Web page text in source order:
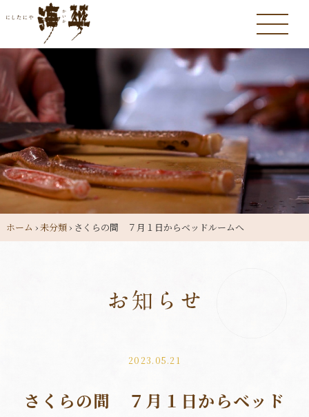
ホーム ›未分類›さくらの間 ７月１日からベッドルームへ
2023.05.21
さくらの間 ７月１日からベッド